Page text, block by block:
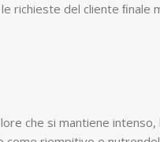
richieste del cliente ﬁnale
che si mantiene